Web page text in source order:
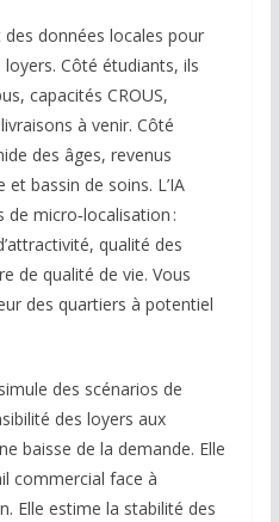
des données locales pour
Côté étudiants, ils
capacités CROUS,
à venir. Côté
des âges, revenus
bassin de soins. L’IA
micro‑localisation :
qualité des
de qualité de vie. Vous
des quartiers à potentiel
des scénarios de
des loyers aux
baisse de la demande. Elle
commercial face à
Elle estime la stabilité des